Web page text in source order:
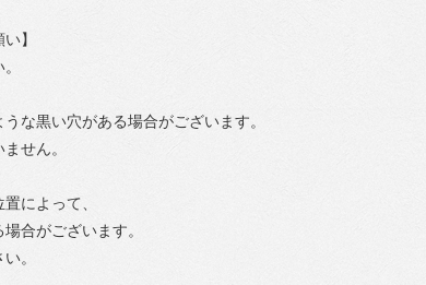
】
な黒い穴がある場合がございます。
せん。
によって、
合がございます。
。